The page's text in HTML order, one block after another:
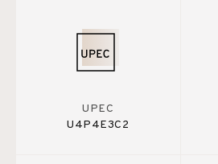
UPEC
U4P4E3C2